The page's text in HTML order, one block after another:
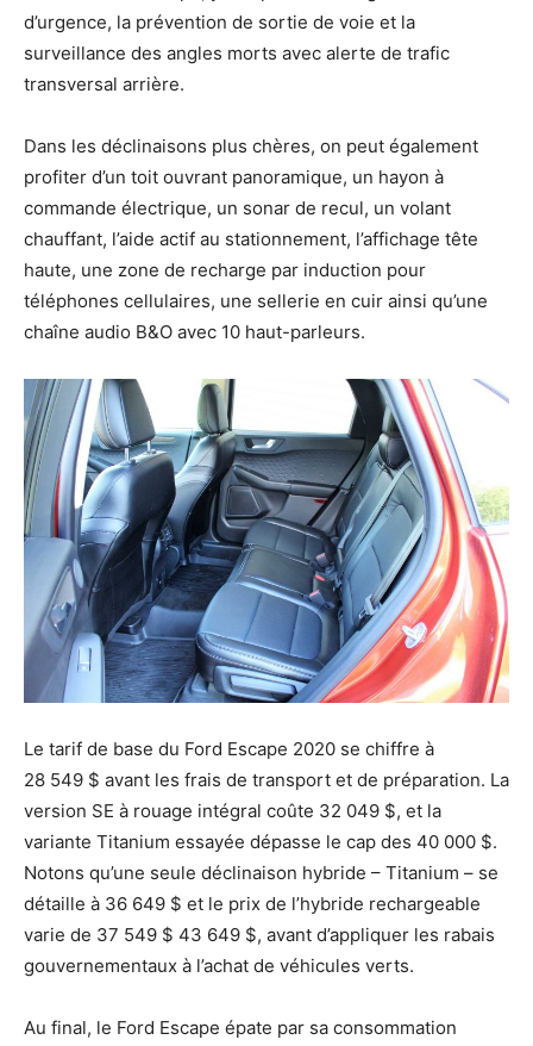
d’urgence, la prévention de sortie de voie et la
surveillance des angles morts avec alerte de trafic
transversal arrière.
Dans les déclinaisons plus chères, on peut également
profiter d’un toit ouvrant panoramique, un hayon à
commande électrique, un sonar de recul, un volant
chauffant, l’aide actif au stationnement, l’affichage tête
haute, une zone de recharge par induction pour
téléphones cellulaires, une sellerie en cuir ainsi qu’une
chaîne audio B&O avec 10 haut-parleurs.
Le tarif de base du Ford Escape 2020 se chiffre à
28 549 $ avant les frais de transport et de préparation. La
version SE à rouage intégral coûte 32 049 $, et la
variante Titanium essayée dépasse le cap des 40 000 $.
Notons qu’une seule déclinaison hybride – Titanium – se
détaille à 36 649 $ et le prix de l’hybride rechargeable
varie de 37 549 $ 43 649 $, avant d’appliquer les rabais
gouvernementaux à l’achat de véhicules verts.
Au final, le Ford Escape épate par sa consommation